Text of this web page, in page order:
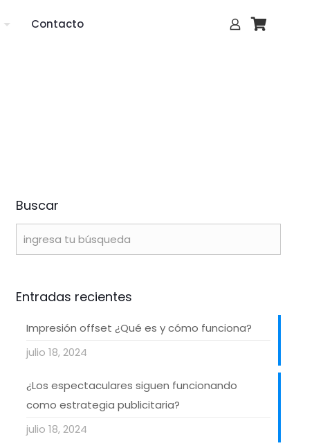
Contacto
Buscar
Entradas recientes
Impresión offset ¿Qué es y cómo funciona?
julio 18, 2024
¿Los espectaculares siguen funcionando
como estrategia publicitaria?
julio 18, 2024